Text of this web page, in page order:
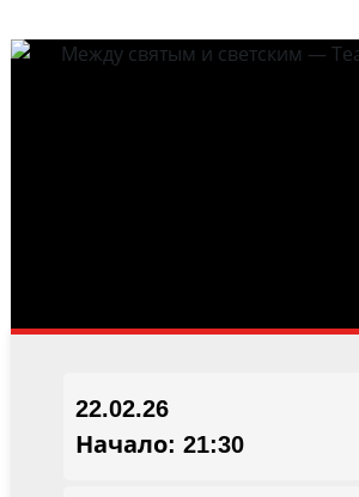
22.02.26
Начало: 21:30